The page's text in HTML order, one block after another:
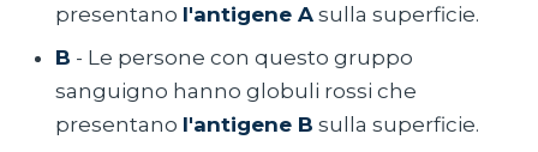
presentano l'antigene A sulla superficie.
B - Le persone con questo gruppo
sanguigno hanno globuli rossi che
presentano l'antigene B sulla superficie.